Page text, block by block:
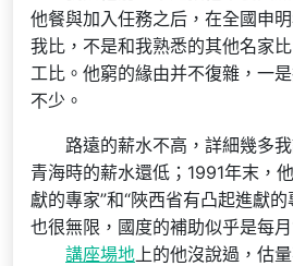
他餐與加入任務之后，在全國申
我比，不是和我熟悉的其他名家
工比。他窮的緣由并不復雜，一
不少。
路遠的薪水不高，詳細幾多
青海時的薪水還低；1991年末，
獻的專家”和“陜西省有凸起進獻的
也很無限，國度的補助似乎是每
講座場地上的他沒說過，估